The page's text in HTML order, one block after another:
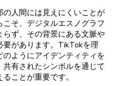
の人間には見えに くいことが
そ、 デジタルエスノグラフ
ず、 その背景にある文脈や
要があります。 TikTokを理
のようにアイデンティティを
共有されたシンボルを通じて
ることが重要です。